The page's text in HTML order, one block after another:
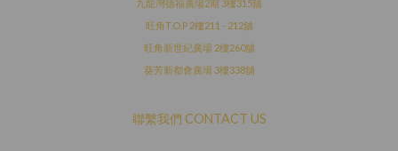
九龍灣德福廣場2期 3樓315舖
旺角T.O.P 2樓211 - 212舖
旺角新世紀廣場 2樓260舖
葵芳新都會廣場 3樓338舖
聯繫我們 CONTACT US